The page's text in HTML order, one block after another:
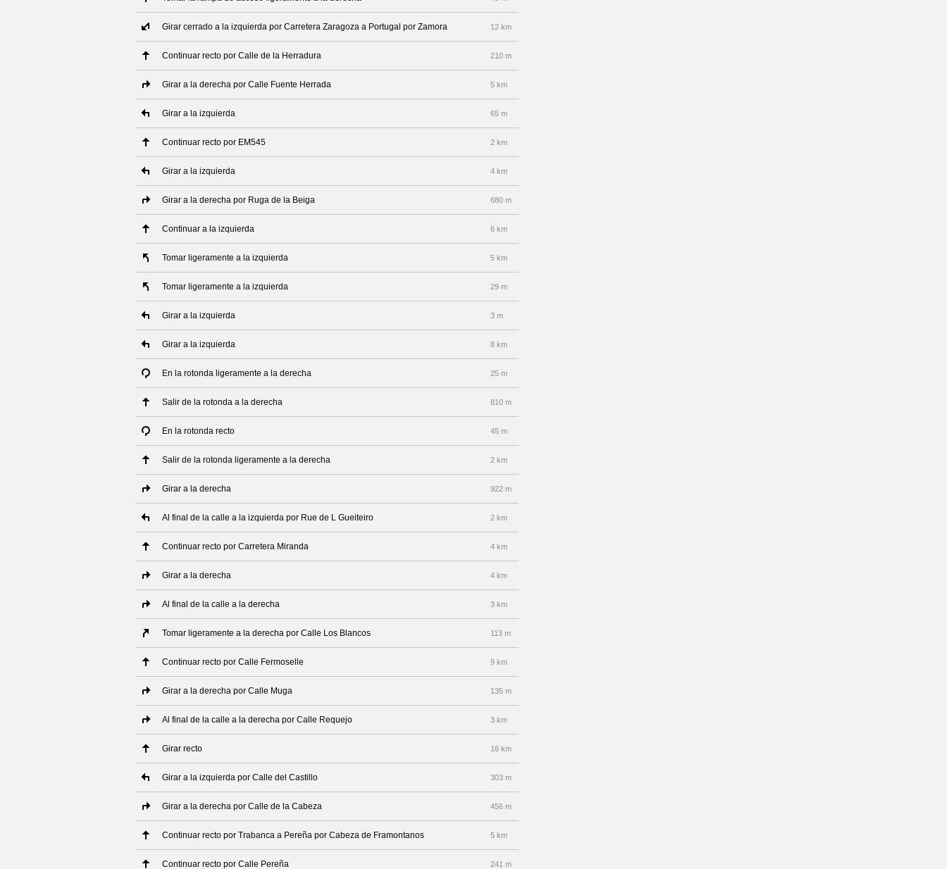
Girar cerrado a la izquierda por Carretera Zaragoza a Portugal por Zamora 12 km
Continuar recto por Calle de la Herradura 210 m
Girar a la derecha por Calle Fuente Herrada 5 km
Girar a la izquierda 65 m
Continuar recto por EM545 2 km
Girar a la izquierda 4 km
Girar a la derecha por Ruga de la Beiga 680 m
Continuar a la izquierda 6 km
Tomar ligeramente a la izquierda 5 km
Tomar ligeramente a la izquierda 29 m
Girar a la izquierda 3 m
Girar a la izquierda 8 km
En la rotonda ligeramente a la derecha 25 m
Salir de la rotonda a la derecha 810 m
En la rotonda recto 45 m
Salir de la rotonda ligeramente a la derecha 2 km
Girar a la derecha 922 m
Al final de la calle a la izquierda por Rue de L Gueiteiro 2 km
Continuar recto por Carretera Miranda 4 km
Girar a la derecha 4 km
Al final de la calle a la derecha 3 km
Tomar ligeramente a la derecha por Calle Los Blancos 113 m
Continuar recto por Calle Fermoselle 9 km
Girar a la derecha por Calle Muga 135 m
Al final de la calle a la derecha por Calle Requejo 3 km
Girar recto 16 km
Girar a la izquierda por Calle del Castillo 303 m
Girar a la derecha por Calle de la Cabeza 456 m
Continuar recto por Trabanca a Pereña por Cabeza de Framontanos 5 km
Continuar recto por Calle Pereña 241 m